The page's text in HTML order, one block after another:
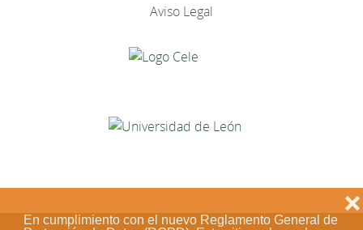
En cumplimiento con el nuevo Reglamento General de
❌
Aviso Legal